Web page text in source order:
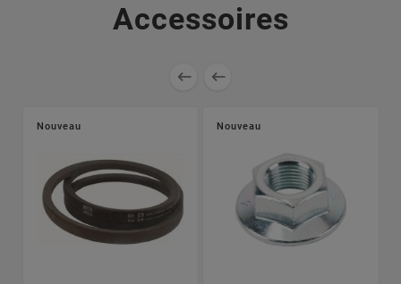
Accessoires
 
Nouveau Nouveau